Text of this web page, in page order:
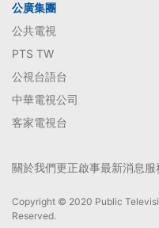
公廣集團
公共電視
PTS TW
公視台語台
中華電視公司
客家電視台
關於我們更正啟事最新消息服
Copyright © 2020 Public
Reserved.